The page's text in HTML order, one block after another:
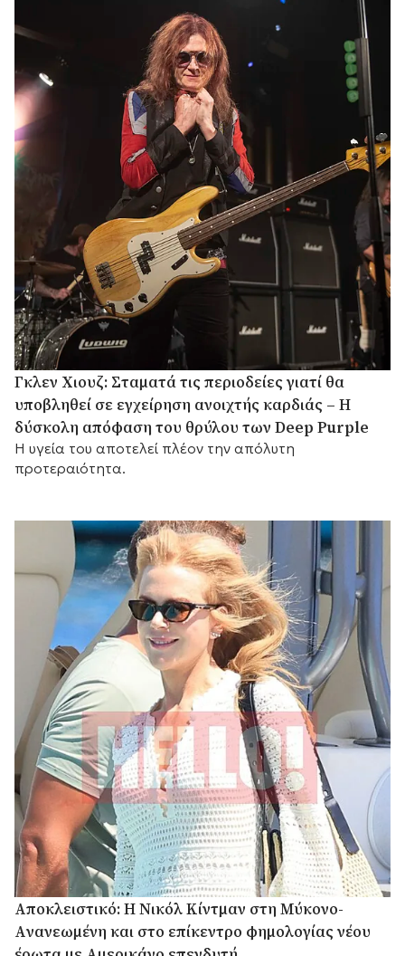
Γκλεν Χιουζ: Σταματά τις περιοδείες γιατί θα
υποβληθεί σε εγχείρηση ανοιχτής καρδιάς – Η
δύσκολη απόφαση του θρύλου των Deep Purple
Η υγεία του αποτελεί πλέον την απόλυτη
προτεραιότητα.
Αποκλειστικό: Η Νικόλ Κίντμαν στη Μύκονο-
Aνανεωμένη και στο επίκεντρο φημολογίας νέου